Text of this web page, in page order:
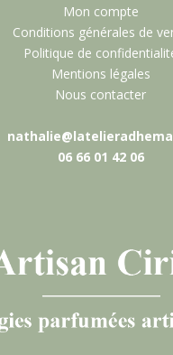
Mon compte
Conditions générales de
Politique de
Mentions légales
Nous contacter
06 66 01 42 06